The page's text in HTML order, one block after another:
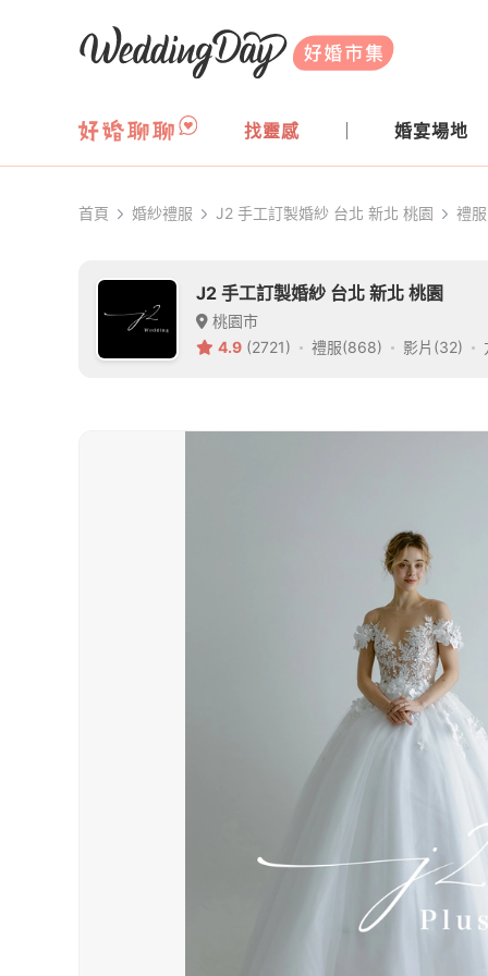
WeddingDay 好婚市集
找靈感 婚宴場地
首頁 婚紗禮服 J2 手工訂製婚紗 台北 新北 桃園 禮服
J2 手工訂製婚紗 台北 新北 桃園
桃園市
4.9 (2721) 禮服(868) 影片(32)